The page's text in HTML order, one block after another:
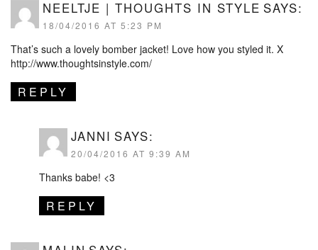
NEELTJE | THOUGHTS IN STYLE SAYS:
18/04/2016 AT 5:23 PM
That’s such a lovely bomber jacket! Love how you styled it. X
http://www.thoughtsinstyle.com/
REPLY
JANNI SAYS:
20/04/2016 AT 9:39 AM
Thanks babe! <3
REPLY